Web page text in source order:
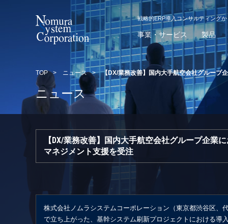
戦略的ERP導入コンサルティング
事業・サービス 製品
TOP > ニュース >【DX/業務改善】国内大手航空会社グループ
ニュース
【DX/業務改善】国内大手航空会社グループ企業
マネジメント支援を受注
株式会社ノムラシステムコーポレーション（東京都渋谷区
で立ち上がった、基幹システム刷新プロジェクトにおける導